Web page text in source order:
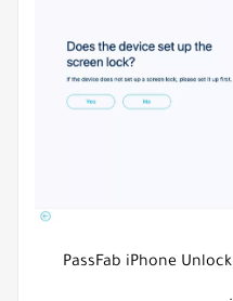
إذا لم تقم بذلك، لن يستطيع PassFab iPhone Unlock